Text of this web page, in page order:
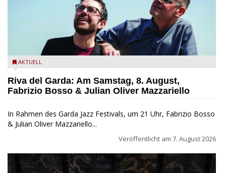
Fabrizio Bosso & Julian Oliver Mazzariello zu Gast beim Garda
AKTUELL
Riva del Garda: Am Samstag, 8. August,
Fabrizio Bosso & Julian Oliver Mazzariello
In Rahmen des Garda Jazz Festivals, um 21 Uhr, Fabrizio Bosso
& Julian Oliver Mazzariello...
Veröffentlicht am 7. August 2026